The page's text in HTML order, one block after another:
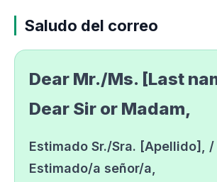
Saludo del correo
Dear Mr./Ms. [Last
Dear Sir or Madam,
Estimado Sr./Sra. [Apellido], /
Estimado/a señor/a,